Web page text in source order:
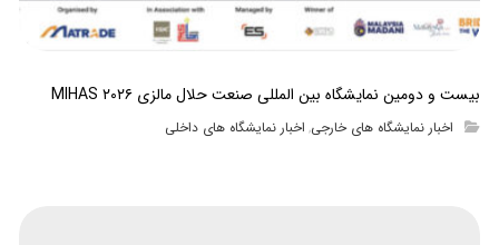
بیست و دومین نمایشگاه بین المللی صنعت حلال مالزی MIHAS ۲۰۲۶
اخبار نمایشگاه های خارجی, اخبار نمایشگاه های داخلی